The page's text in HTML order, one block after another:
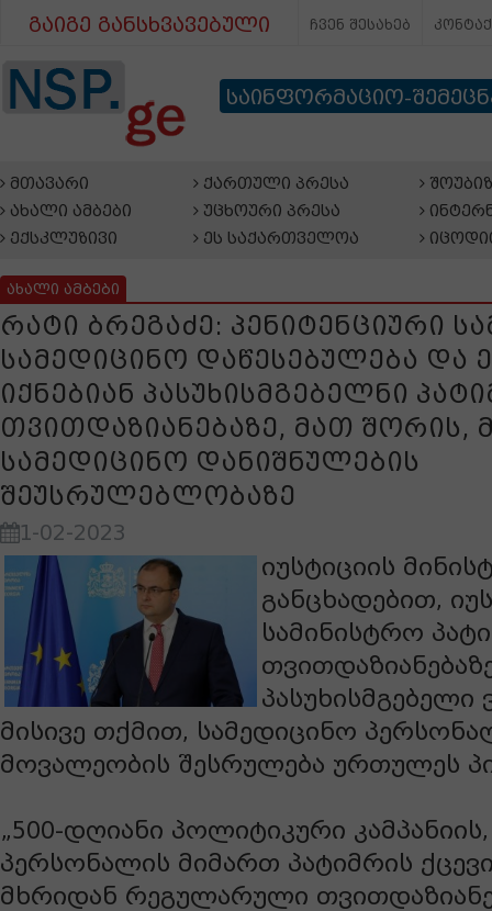
გაიგე განსხვავებული ჩვენ შესახებ
საინფორმაციო-
მთავარი
ახალი ამბები
ექსკლუზივი
ქართული პრესა
უცხოური პრესა
ეს საქართველოა
ახალი ამბები
რატი ბრეგაძე: პენიტენციური
სამედიცინო დაწესებულება და
იქნებიან პასუხისმგებელნი
თვითდაზიანებაზე, მათ შორის,
სამედიცინო დანიშნულების
შეუსრულებლობაზე
1-02-2023
იუსტიციის
განცხადებით,
სამინისტრო
პასუხისმგებელი
მისივე თქმით, სამედიცინო
მოვალეობის შესრულება ურთულეს
„500-დღიანი პოლიტიკური
პერსონალის მიმართ პატიმრის
მხრიდან რეგულარული